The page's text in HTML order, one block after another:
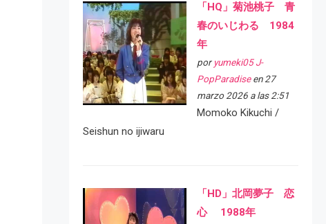
「HQ」菊池桃子 青
春のいじわる 1984
年
por yumeki05 J-
PopParadiseen 27
marzo 2026 a las 2:51
Momoko Kikuchi /
Seishun no ijiwaru
「HD」北岡夢子 恋
心 1988年